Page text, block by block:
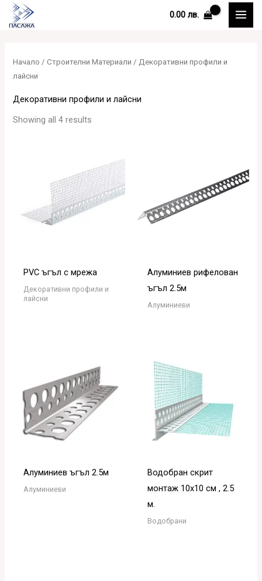
Skip
0.00 лв.
Начало /Строителни Материали / Декоративни профили и
лайсни
Декоративни профили и лайсни
Showing all 4 results
PVC ъгъл с мрежа
Декоративни профили и
лайсни
Алуминиев рифелован
ъгъл 2.5м
Алуминиеви
Алуминиев ъгъл 2.5м
Алуминиеви
Водобран скрит
монтаж 10х10 см , 2.5
м.
Водобрани